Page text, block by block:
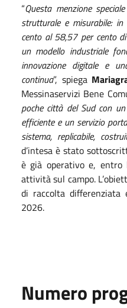
“Questa menzione
strutturale e misurabile:
cento al 58,57 per cento
un modello industriale
innovazione digitale e
continua”, spiega
Messinaservizi Bene
poche città del Sud con
efficiente e un servizio
sistema, replicabile,
d’intesa è stato
è già operativo e,
attività sul campo.
di raccolta
2026.
Numero